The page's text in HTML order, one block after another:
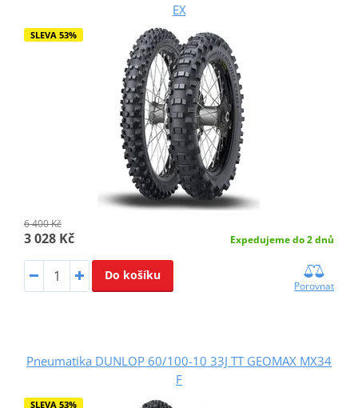
EX
SLEVA 53%
6 400 Kč
3 028 Kč Expedujeme do 2 dnů
Do košíku
Porovnat
Pneumatika DUNLOP 60/100-10 33J TT GEOMAX MX34
F
SLEVA 53%